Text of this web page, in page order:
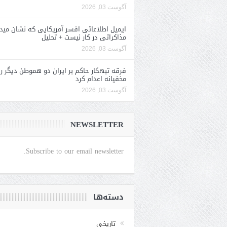
آگوست 03, 2026
ایمیل اطلاعاتی افسر آمریکایی که نشان
مذاکراتی در کار نیست + تحلیل
آگوست 03, 2026
فرقه تبهکار حاکم بر ایران دو هموطن دیگر
مخفیانه اعدام کرد
آگوست 03, 2026
NEWSLETTER
Subscribe to our email newsletter.
دسته‌ها
تاریخی